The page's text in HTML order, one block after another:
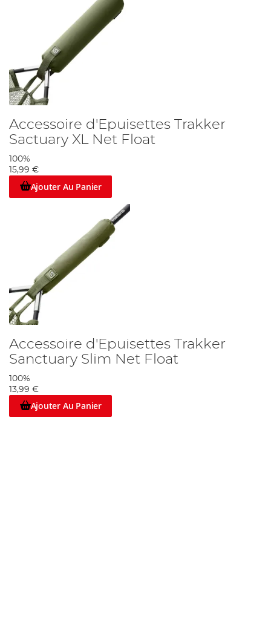
Accessoire d'Epuisettes Trakker
Sactuary XL Net Float
100%
15,99 €
Ajouter Au Panier
Accessoire d'Epuisettes Trakker
Sanctuary Slim Net Float
100%
13,99 €
Ajouter Au Panier